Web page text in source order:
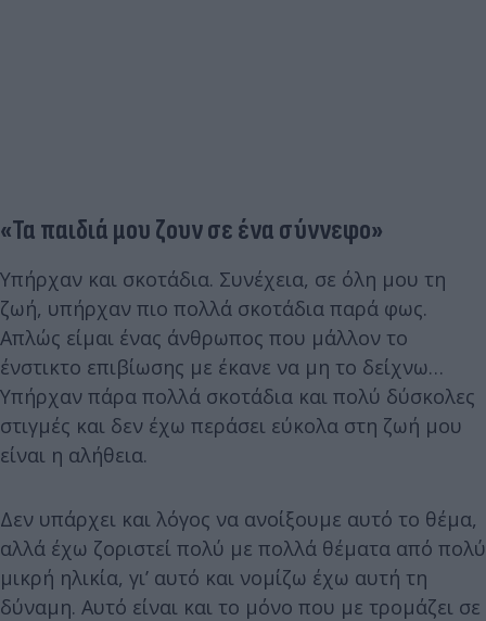
«Τα παιδιά μου ζουν σε ένα σύννεφο»
Υπήρχαν και σκοτάδια. Συνέχεια, σε όλη μου τη
ζωή, υπήρχαν πιο πολλά σκοτάδια παρά φως.
Απλώς είμαι ένας άνθρωπος που μάλλον το
ένστικτο επιβίωσης με έκανε να μη το δείχνω…
Υπήρχαν πάρα πολλά σκοτάδια και πολύ δύσκολες
στιγμές και δεν έχω περάσει εύκολα στη ζωή μου
είναι η αλήθεια.
Δεν υπάρχει και λόγος να ανοίξουμε αυτό το θέμα,
αλλά έχω ζοριστεί πολύ με πολλά θέματα από πολύ
μικρή ηλικία, γι’ αυτό και νομίζω έχω αυτή τη
δύναμη. Αυτό είναι και το μόνο που με τρομάζει σε